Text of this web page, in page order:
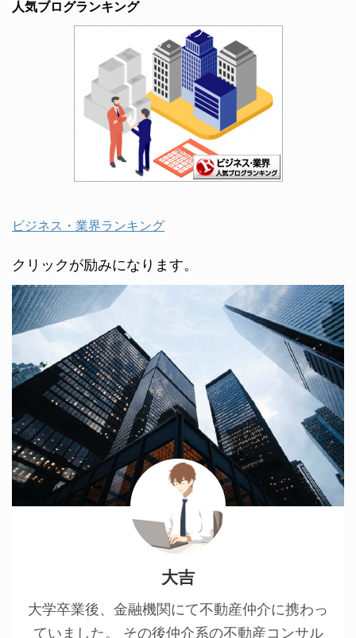
人気ブログランキング
ビジネス・業界ランキング
クリックが励みになります。
大吉
大学卒業後、金融機関にて不動産仲介に携わっ
ていました。 その後仲介系の不動産コンサル